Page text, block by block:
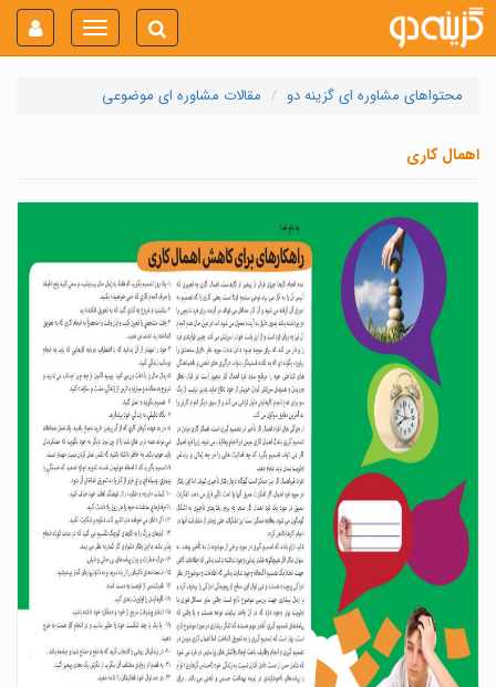
Toggle
navigation
محتواهای مشاوره ای گزینه دو مقالات مشاوره ای موضوعی
اهمال کاری